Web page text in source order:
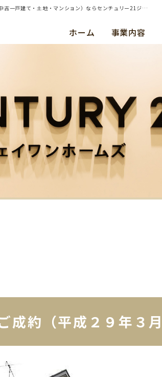
| 横浜市青葉区・中古戸建・ご成約（平成２９年３月） 雨宮 様 | 横浜・川崎・東京都内の不動産（新築一戸建て・中古一戸建て・土地・マンション）ならセンチュリー21ジェイワンホームズ
ホーム 事業内容
成約（平成２９年